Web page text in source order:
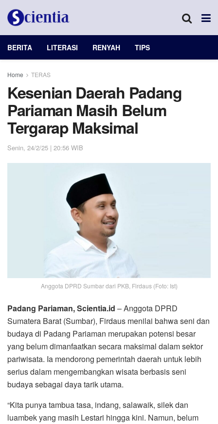
BERITA LITERASI RENYAH TIPS
Home TERAS
Kesenian Daerah Padang
Pariaman Masih Belum
Tergarap Maksimal
Senin, 24/2/25 | 20:56 WIB
Anggota DPRD Sumbar dari PKB, Firdaus (Foto: Ist)
Padang Pariaman, Scientia.id – Anggota DPRD
Sumatera Barat (Sumbar), Firdaus menilai bahwa seni dan
budaya di Padang Pariaman merupakan potensi besar
yang belum dimanfaatkan secara maksimal dalam sektor
pariwisata. Ia mendorong pemerintah daerah untuk lebih
serius dalam mengembangkan wisata berbasis seni
budaya sebagai daya tarik utama.
“Kita punya tambua tasa, indang, salawaik, silek dan
luambek yang masih Lestari hingga kini. Namun, belum